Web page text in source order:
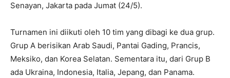
Senayan, Jakarta pada Jumat (24/5).
Turnamen ini diikuti oleh 10 tim yang dibagi ke dua grup.
Grup A berisikan Arab Saudi, Pantai Gading, Prancis,
Meksiko, dan Korea Selatan. Sementara itu, dari Grup B
ada Ukraina, Indonesia, Italia, Jepang, dan Panama.